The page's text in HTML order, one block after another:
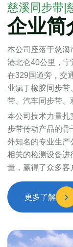
慈溪同步带|
企业简
本公司座落于慈溪
港北仑40公里，
在329国道旁，交
业氯丁橡胶同步
带、汽车同步带、
本公司技术力量扎
步带传动产品的骨
外知名的专业生产
相关的检测设备进
量，赢得了众多客
更多了解